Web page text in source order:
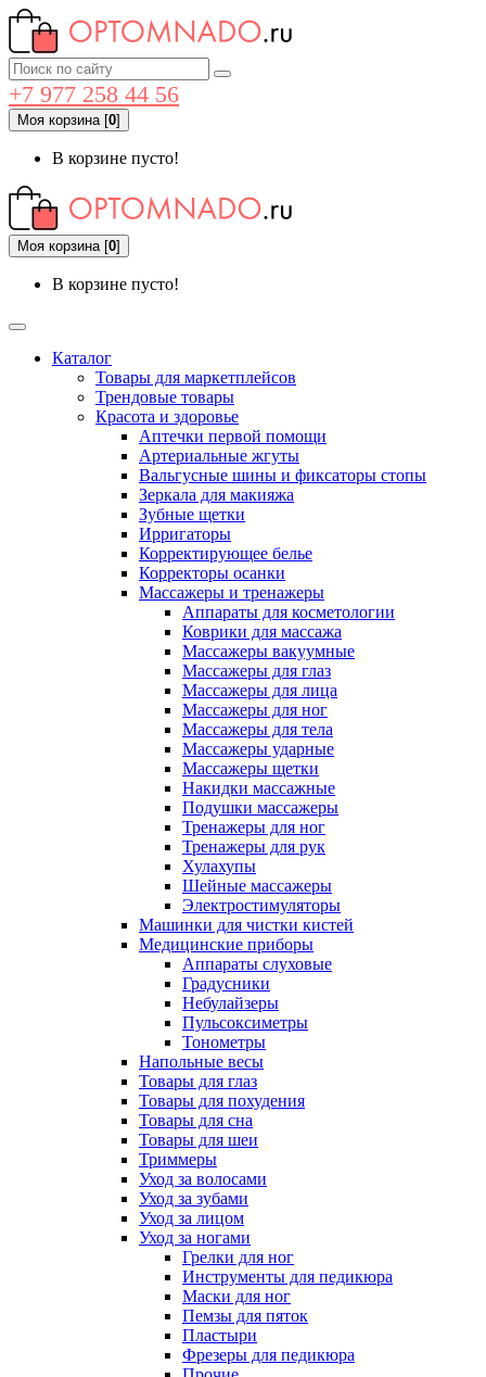
+7 977 258 44 56
Моя корзина[0]
В корзине пусто!
Моя корзина[0]
В корзине пусто!
Каталог
Товары для маркетплейсов
Трендовые товары
Красота и здоровье
Аптечки первой помощи
Артериальные жгуты
Вальгусные шины и фиксаторы стопы
Зеркала для макияжа
Зубные щетки
Ирригаторы
Корректирующее белье
Корректоры осанки
Массажеры и тренажеры
Аппараты для косметологии
Коврики для массажа
Массажеры вакуумные
Массажеры для глаз
Массажеры для лица
Массажеры для ног
Массажеры для тела
Массажеры ударные
Массажеры щетки
Накидки массажные
Подушки массажеры
Тренажеры для ног
Тренажеры для рук
Хулахупы
Шейные массажеры
Электростимуляторы
Машинки для чистки кистей
Медицинские приборы
Аппараты слуховые
Градусники
Небулайзеры
Пульсоксиметры
Тонометры
Напольные весы
Товары для глаз
Товары для похудения
Товары для сна
Товары для шеи
Триммеры
Уход за волосами
Уход за зубами
Уход за лицом
Уход за ногами
Грелки для ног
Инструменты для педикюра
Маски для ног
Пемзы для пяток
Пластыри
Фрезеры для педикюра